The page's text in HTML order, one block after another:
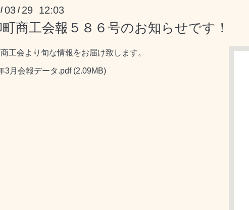
/03 / 29 12:03
商工会報５８６号のお知らせです！
工会より旬な情報をお届け致します。
3月会報データ.pdf (2.09MB)